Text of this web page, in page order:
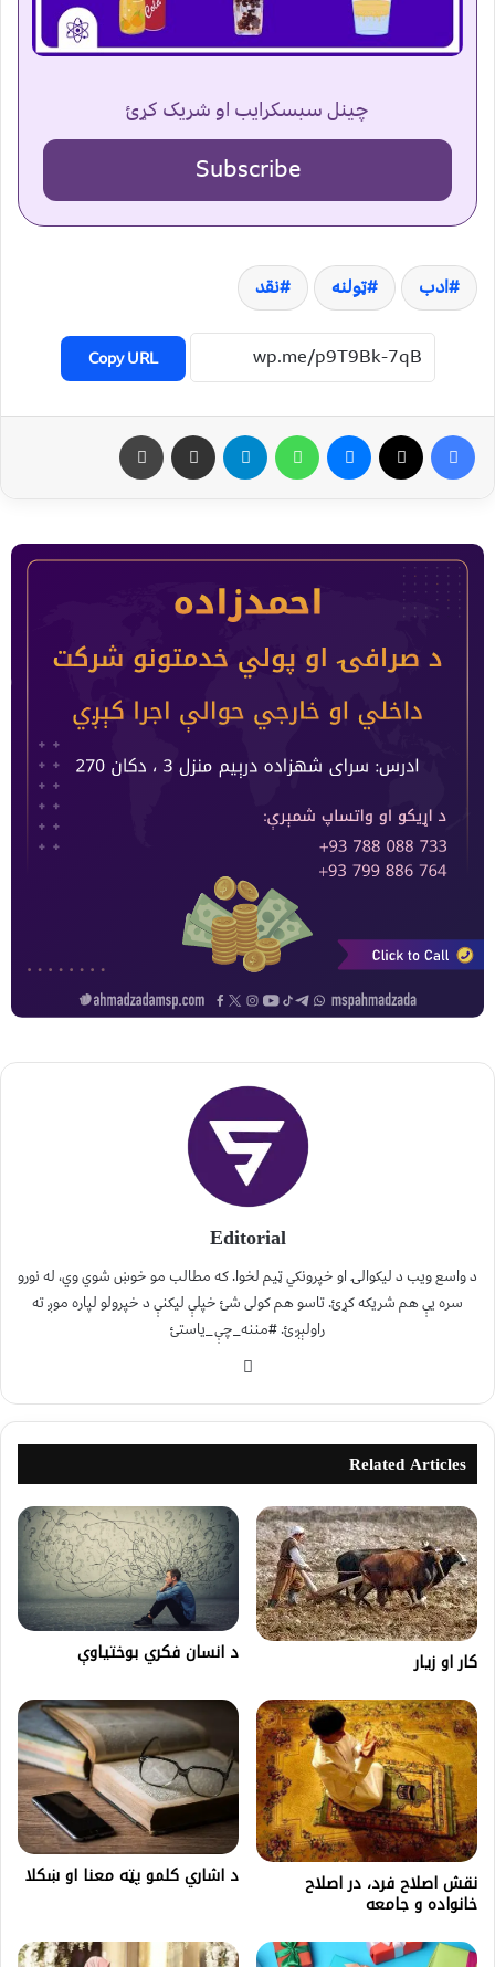
چینل سبسکرایب او شریک کړئ
Subscribe
ادب ټولنه نقد
Copy URL
Editorial
د واسع ویب د لیکوالۍ او خپرونکي ټیم لخوا. که مطالب مو خوښ شوي وي، له نورو
سره یې هم شریکه کړئ. تاسو هم کولی شئ خپلې لیکنې د خپرولو لپاره موږ ته
راولېږئ. #مننه_چې_یاستئ
Related Articles
کار او زیار د انسان فکري بوختیاوې
نقش اصلاح فرد، در اصلاح
خانواده و جامعه
د اشاري کلمو پټه معنا او ښکلا